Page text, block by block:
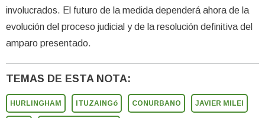
involucrados. El futuro de la medida dependerá ahora de la
evolución del proceso judicial y de la resolución definitiva del
amparo presentado.
TEMAS DE ESTA NOTA:
HURLINGHAM ITUZAINGó CONURBANO JAVIER MILEI